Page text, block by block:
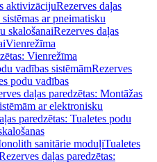
aktivizācijuRezerves daļas
ar pneimatisku
skalošanaiRezerves daļas
Vienrežīma
Vienrežīma
vadības sistēmāmRezerves
podu vadības
daļas paredzētas: Montāžas
ar elektronisku
paredzētas: Tualetes podu
sanitārie moduļiTualetes
daļas paredzētas: